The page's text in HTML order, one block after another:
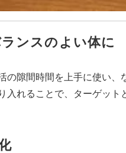
ンスのよい体に
の隙間時間を上手に使い、
入れることで、ターゲット